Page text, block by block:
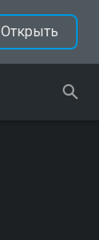
Открыть